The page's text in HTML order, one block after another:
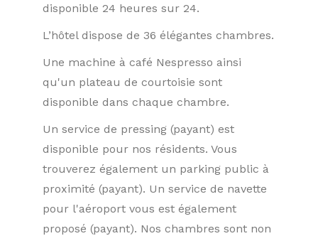
disponible 24 heures sur 24.
L’hôtel dispose de 36 élégantes chambres.
Une machine à café Nespresso ainsi
qu'un plateau de courtoisie sont
disponible dans chaque chambre.
Un service de pressing (payant) est
disponible pour nos résidents. Vous
trouverez également un parking public à
proximité (payant). Un service de navette
pour l'aéroport vous est également
proposé (payant). Nos chambres sont non